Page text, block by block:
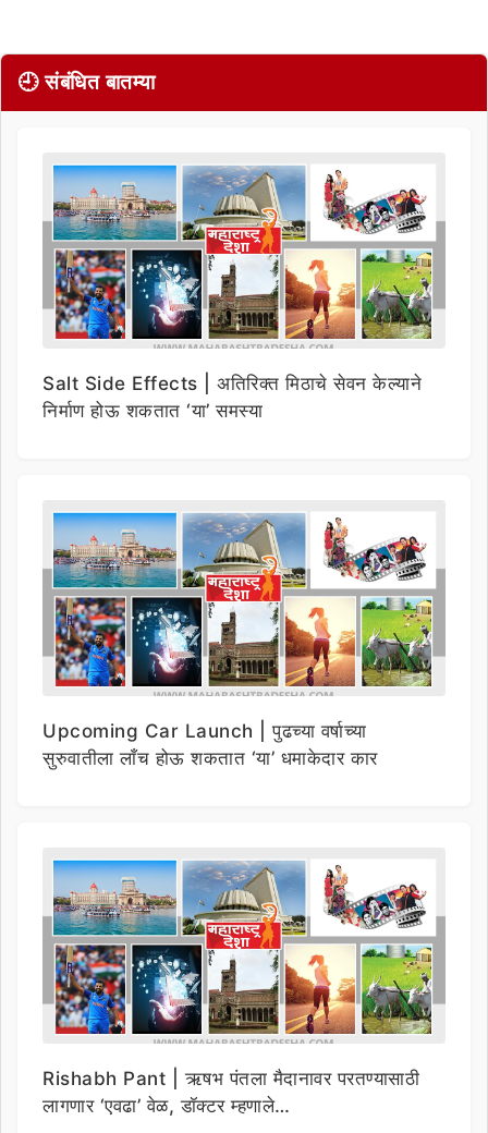
🕘 संबंधित बातम्या
Salt Side Effects | अतिरिक्त मिठाचे सेवन केल्याने
निर्माण होऊ शकतात ‘या’ समस्या
Upcoming Car Launch | पुढच्या वर्षाच्या
सुरुवातीला लाँच होऊ शकतात ‘या’ धमाकेदार कार
Rishabh Pant | ऋषभ पंतला मैदानावर परतण्यासाठी
लागणार ‘एवढा’ वेळ, डॉक्टर म्हणाले…